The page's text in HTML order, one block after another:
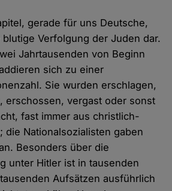
gerade für uns Deutsche,
Verfolgung der Juden dar.
Jahrtausenden von Beginn
sich zu einer
Sie wurden erschlagen,
erschossen, vergast oder sonst
fast immer aus christlich-
die Nationalsozialisten gaben
Besonders über die
unter Hitler ist in tausenden
Aufsätzen ausführlich